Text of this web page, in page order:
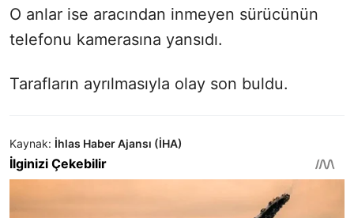
O anlar ise aracından inmeyen sürücünün
telefonu kamerasına yansıdı.
Tarafların ayrılmasıyla olay son buldu.
Kaynak: İhlas Haber Ajansı (İHA)